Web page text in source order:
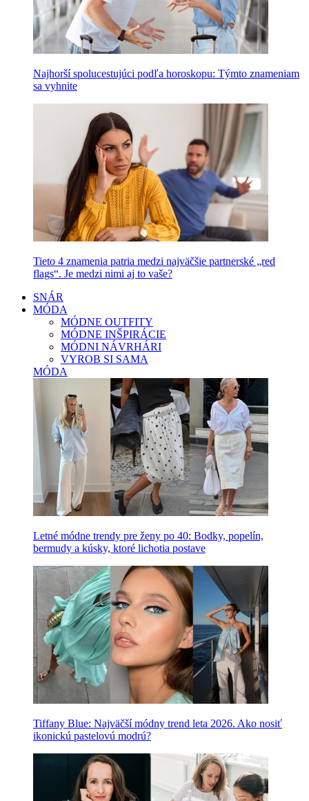
Najhorší spolucestujúci podľa horoskopu: Týmto znameniam
sa vyhnite
Tieto 4 znamenia patria medzi najväčšie partnerské „red
flags“. Je medzi nimi aj to vaše?
SNÁR
MÓDA
MÓDNE OUTFITY
MÓDNE INŠPIRÁCIE
MÓDNI NÁVRHÁRI
VYROB SI SAMA
MÓDA
Letné módne trendy pre ženy po 40: Bodky, popelín,
bermudy a kúsky, ktoré lichotia postave
Tiffany Blue: Najväčší módny trend leta 2026. Ako nosiť
ikonickú pastelovú modrú?